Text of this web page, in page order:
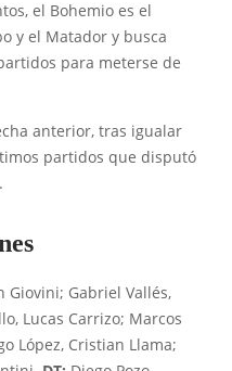
el Bohemio es el
y el Matador y busca
para meterse de
anterior, tras igualar
partidos que disputó
Giovini; Gabriel Vallés,
Lucas Carrizo; Marcos
López, Cristian Llama;